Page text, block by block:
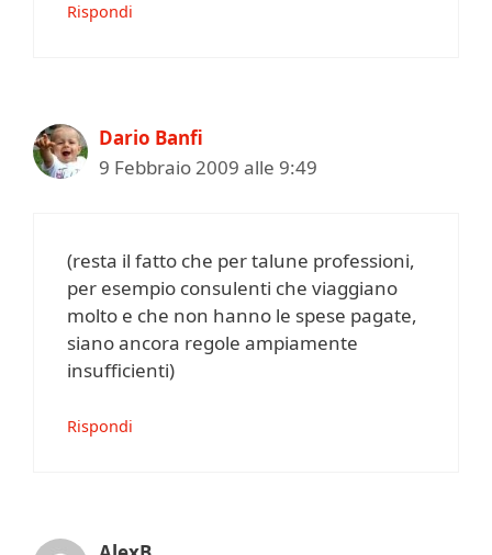
Rispondi
Dario Banfi
9 Febbraio 2009 alle 9:49
(resta il fatto che per talune professioni,
per esempio consulenti che viaggiano
molto e che non hanno le spese pagate,
siano ancora regole ampiamente
insufficienti)
Rispondi